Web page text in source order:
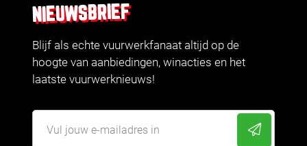
NIEUWSBRIEF
Blijf als echte vuurwerkfanaat altijd op de
hoogte van aanbiedingen, winacties en het
laatste vuurwerknieuws!